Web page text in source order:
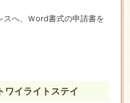
スへ、Ｗord書式の申請書を
ワイライトステイ